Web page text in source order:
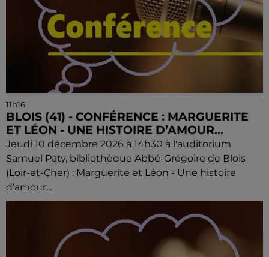
11h16
BLOIS (41) - CONFÉRENCE : MARGUERITE
ET LÉON - UNE HISTOIRE D’AMOUR...
Jeudi 10 décembre 2026 à 14h30 à l'auditorium
Samuel Paty, bibliothèque Abbé-Grégoire de Blois
(Loir-et-Cher) : Marguerite et Léon - Une histoire
d’amour...